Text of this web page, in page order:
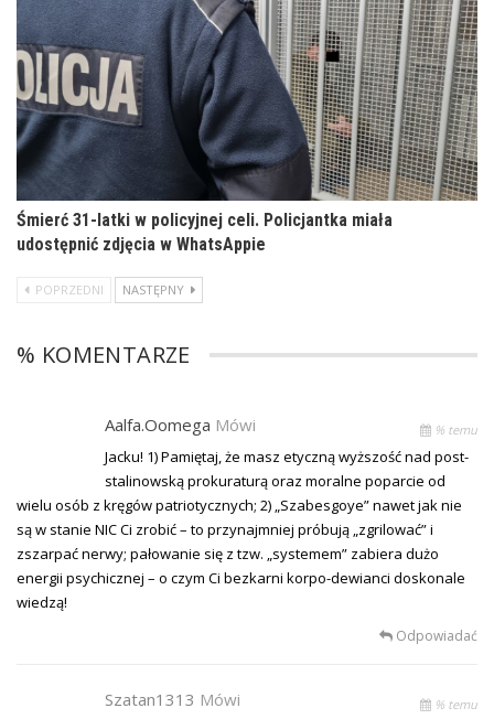
Śmierć 31-latki w policyjnej celi. Policjantka miała
udostępnić zdjęcia w WhatsAppie
POPRZEDNI NASTĘPNY
% KOMENTARZE
Aalfa.oomega Mówi % temu
Jacku! 1) Pamiętaj, że masz etyczną wyższość nad post-
stalinowską prokuraturą oraz moralne poparcie od
wielu osób z kręgów patriotycznych; 2) „Szabesgoye” nawet jak nie
są w stanie NIC Ci zrobić – to przynajmniej próbują „zgrilować” i
zszarpać nerwy; pałowanie się z tzw. „systemem” zabiera dużo
energii psychicznej – o czym Ci bezkarni korpo-dewianci doskonale
wiedzą!
Odpowiadać
Szatan1313 Mówi % temu